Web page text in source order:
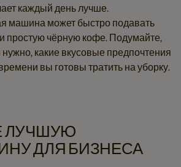
каждый день лучше.
машина может быстро подавать
простую чёрную кофе. Подумайте,
какие вкусовые предпочтения
вы готовы тратить на уборку.
ЛУЧШУЮ
ДЛЯ БИЗНЕСА